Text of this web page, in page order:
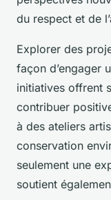
du respect et de
Explorer des
façon d’engager
initiatives offrent
contribuer
à des ateliers
conservation
seulement une
soutient